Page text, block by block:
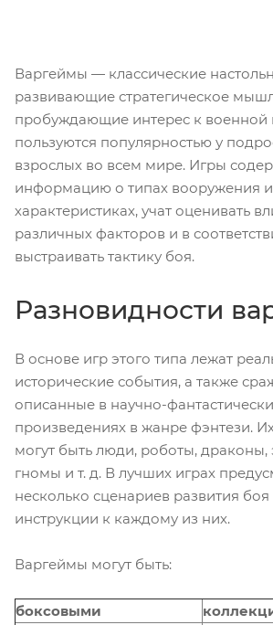
Варгеймы — классические
развивающие стратегическое
пробуждающие интерес к военной
пользуются популярностью у
взрослых во всем мире. Игры
информацию о типах вооружения
характеристиках, учат оценивать
различных факторов и в
выстраивать тактику боя.
Разновидности
В основе игр этого типа лежат
исторические события, а также
описанные в научно-
произведениях в жанре фэнтези.
могут быть люди, роботы, драконы,
гномы и т. д. В лучших играх
несколько сценариев развития
инструкции к каждому из них.
Варгеймы могут быть:
боксовыми